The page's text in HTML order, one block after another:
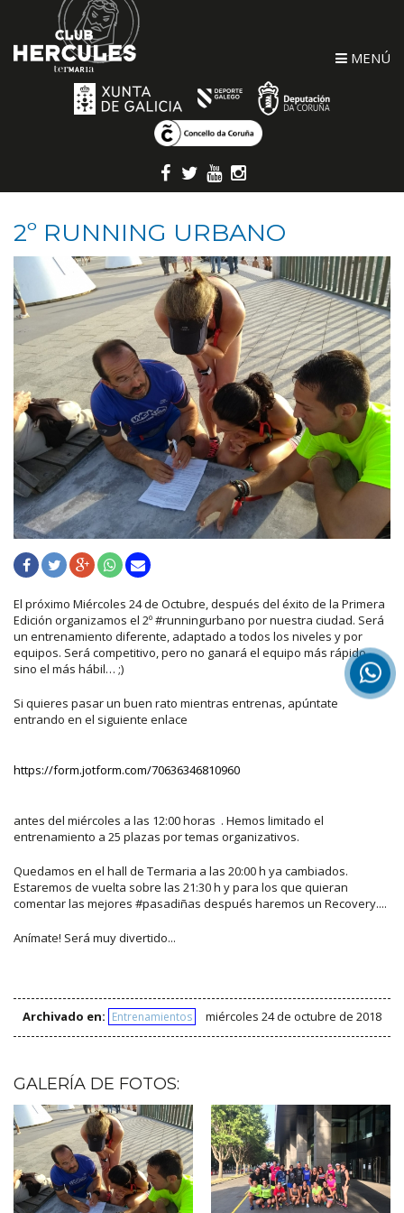
MENÚ
2º RUNNING URBANO
El próximo Miércoles 24 de Octubre, después del éxito de la Primera
Edición organizamos el 2º #runningurbano por nuestra ciudad. Será
un entrenamiento diferente, adaptado a todos los niveles y por
equipos. Será competitivo, pero no ganará el equipo más rápido,
sino el más hábil… ;)
Si quieres pasar un buen rato mientras entrenas, apúntate
entrando en el siguiente enlace
https://form.jotform.com/70636346810960
antes del miércoles a las 12:00 horas . Hemos limitado el
entrenamiento a 25 plazas por temas organizativos.
Quedamos en el hall de Termaria a las 20:00 h ya cambiados.
Estaremos de vuelta sobre las 21:30 h y para los que quieran
comentar las mejores #pasadiñas después haremos un Recovery....
Anímate! Será muy divertido...
Archivado en: Entrenamientos miércoles 24 de octubre de 2018
GALERÍA DE FOTOS: